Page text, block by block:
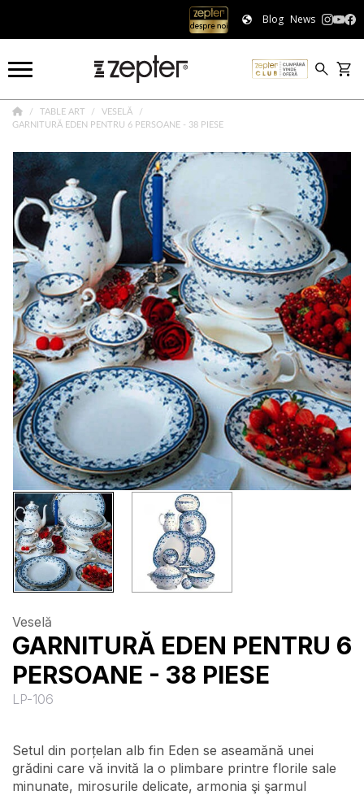
Blog News
TABLE ART
VESELĂ
GARNITURĂ EDEN PENTRU 6 PERSOANE - 38 PIESE
Veselă
GARNITURĂ EDEN PENTRU 6
PERSOANE - 38 PIESE
LP-106
Setul din porțelan alb fin Eden se aseamănă unei
grădini care vă invită la o plimbare printre florile sale
minunate, mirosurile delicate, armonia şi şarmul